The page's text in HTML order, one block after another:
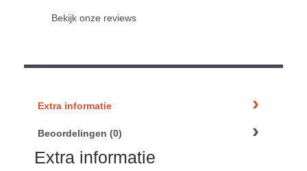
Bekijk onze reviews
Extra informatie
Beoordelingen (0)
Extra informatie